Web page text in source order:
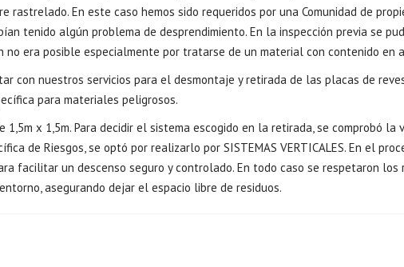
rastrelado. En este caso hemos sido requeridos por una Comunidad de
tenido algún problema de desprendimiento. En la inspección previa se
no era posible especialmente por tratarse de un material con contenido en
con nuestros servicios para el desmontaje y retirada de las placas de
para materiales peligrosos.
x 1,5m. Para decidir el sistema escogido en la retirada, se comprobó la
de Riesgos, se optó por realizarlo por SISTEMAS VERTICALES. En el
facilitar un descenso seguro y controlado. En todo caso se respetaron
asegurando dejar el espacio libre de residuos.